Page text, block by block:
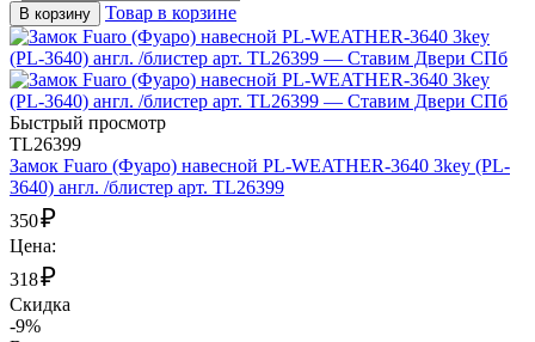
В корзину Товар в корзине
Быстрый просмотр
TL26399
Замок Fuaro (Фуаро) навесной PL-WEATHER-3640 3key (PL-
3640) англ. /блистер арт. TL26399
350₽
Цена:
318₽
Скидка
-9%